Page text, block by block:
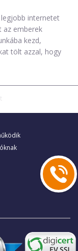
internetet
az emberek
kezd,
tölt azzal, hogy